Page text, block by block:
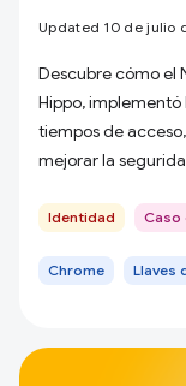
Updated 10 de julio
Descubre cómo el
Hippo, implementó
tiempos de
mejorar la
Identidad Caso
Chrome Llaves